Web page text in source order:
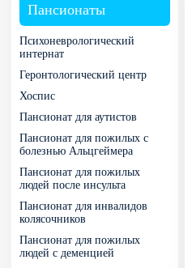
Пансионаты
Психоневрологический
интернат
Геронтологический центр
Хоспис
Пансионат для аутистов
Пансионат для пожилых с
болезнью Альцгеймера
Пансионат для пожилых
людей после инсульта
Пансионат для инвалидов
колясочников
Пансионат для пожилых
людей с деменцией